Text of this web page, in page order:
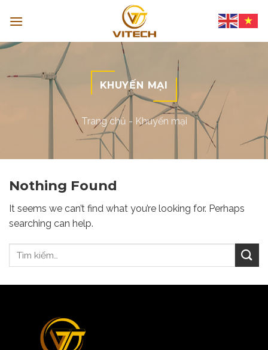
KHUYẾN MẠI
Trang chủ - Khuyến mại
Nothing Found
It seems we can’t find what you’re looking for. Perhaps
searching can help.